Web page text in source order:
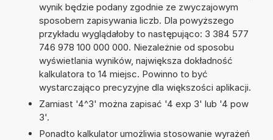
wynik będzie podany zgodnie ze zwyczajowym
sposobem zapisywania liczb. Dla powyższego
przykładu wyglądałoby to następująco: 3 384 577
746 978 100 000 000. Niezależnie od sposobu
wyświetlania wyników, największa dokładność
kalkulatora to 14 miejsc. Powinno to być
wystarczająco precyzyjne dla większości aplikacji.
Zamiast '4^3' można zapisać '4 exp 3' lub '4 pow
3'.
Ponadto kalkulator umożliwia stosowanie wyrażeń